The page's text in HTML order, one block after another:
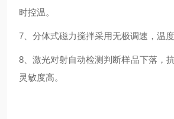
时控温。
7、分体式磁力搅拌采用无极调速，温度
8、激光对射自动检测判断样品下落，
灵敏度高。